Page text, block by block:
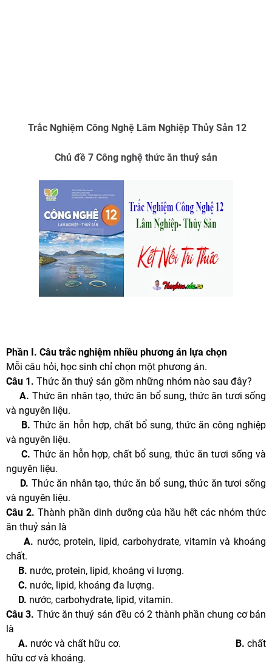
Trắc Nghiệm Công Nghệ Lâm Nghiệp Thủy Sản 12
Chủ đề 7 Công nghệ thức ăn thuỷ sản
Phần I. Câu trắc nghiệm nhiều phương án lựa chọn
Mỗi câu hỏi, học sinh chỉ chọn một phương án.
Câu 1. Thức ăn thuỷ sản gồm những nhóm nào sau đây?
A. Thức ăn nhân tạo, thức ăn bổ sung, thức ăn tươi sống
và nguyên liệu.
B.Thức ăn hỗn hợp, chất bổ sung, thức ăn công nghiệp
và nguyên liệu.
C. Thức ăn hỗn hợp, chất bổ sung, thức ăn tươi sống và
nguyên liệu.
D. Thức ăn nhân tạo, thức ăn bổ sung, thức ăn tươi sống
và nguyên liệu.
Câu 2. Thành phần dinh dưỡng của hầu hết các nhóm thức
ăn thuỷ sản là
A. nước, protein, lipid, carbohydrate, vitamin và khoáng
chất.
B. nước, protein, lipid, khoáng vi lượng.
C. nước, lipid, khoáng đa lượng.
D. nước, carbohydrate, lipid, vitamin.
Câu 3. Thức ăn thuỷ sản đều có 2 thành phần chung cơ bản
là
A. nước và chất hữu cơ. B. chất
hữu cơ và khoáng.